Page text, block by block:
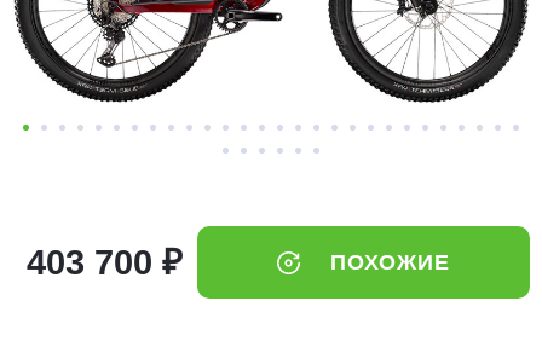
403 700 ₽ ПОХОЖИЕ
в корзину
Оплачивайте сегодня только
25 % картой любого банка
выбранный способом
75% будут